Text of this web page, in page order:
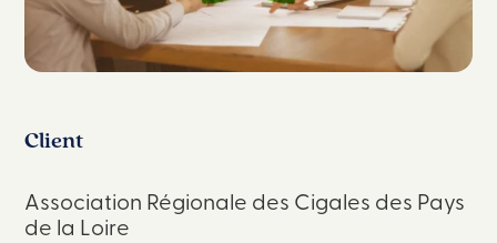
Client
Association Régionale des Cigales des Pays
de la Loire